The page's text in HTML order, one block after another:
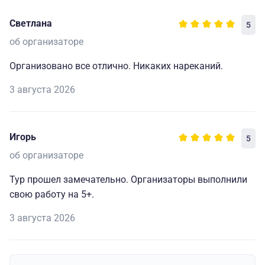
Светлана 5
об организаторе
Организовано все отлично. Никаких нареканий.
3 августа 2026
Игорь 5
об организаторе
Тур прошел замечательно. Организаторы выполнили
свою работу на 5+.
3 августа 2026